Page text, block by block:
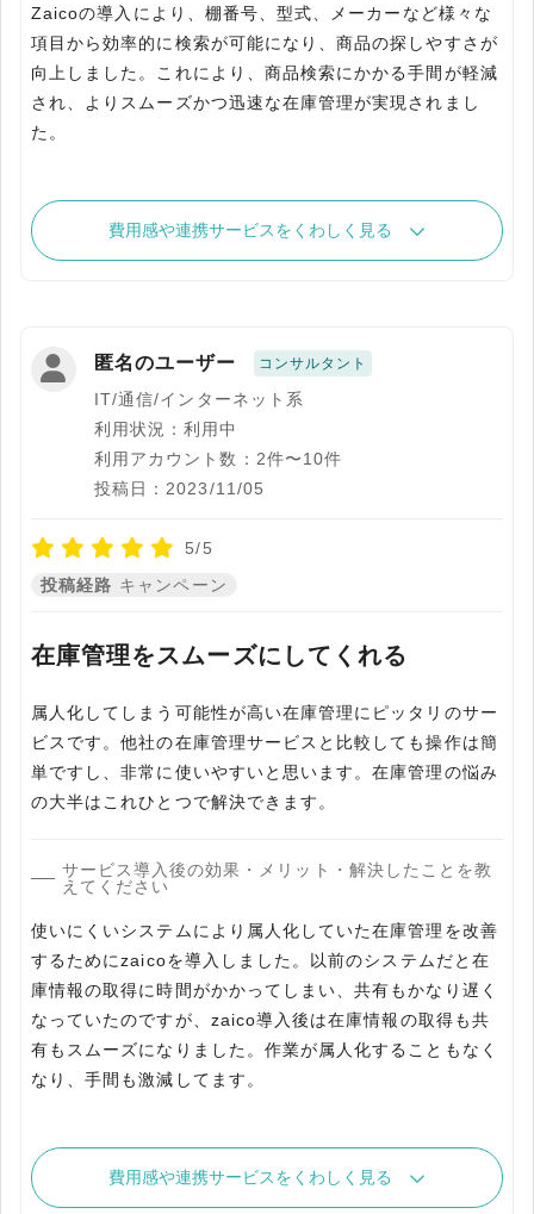
Zaicoの導入により、棚番号、型式、メーカーなど様々な
項目から効率的に検索が可能になり、商品の探しやすさが
向上しました。これにより、商品検索にかかる手間が軽減
され、よりスムーズかつ迅速な在庫管理が実現されまし
た。
費用感や連携サービスをくわしく見る
匿名のユーザー コンサルタント
IT/通信/インターネット系
利用状況：利用中
利用アカウント数：2件〜10件
投稿日：2023/11/05
5/5
投稿経路 キャンペーン
在庫管理をスムーズにしてくれる
属人化してしまう可能性が高い在庫管理にピッタリのサー
ビスです。他社の在庫管理サービスと比較しても操作は簡
単ですし、非常に使いやすいと思います。在庫管理の悩み
の大半はこれひとつで解決できます。
サービス導入後の効果・メリット・解決したことを教
えてください
使いにくいシステムにより属人化していた在庫管理を改善
するためにzaicoを導入しました。以前のシステムだと在
庫情報の取得に時間がかかってしまい、共有もかなり遅く
なっていたのですが、zaico導入後は在庫情報の取得も共
有もスムーズになりました。作業が属人化することもなく
なり、手間も激減してます。
費用感や連携サービスをくわしく見る